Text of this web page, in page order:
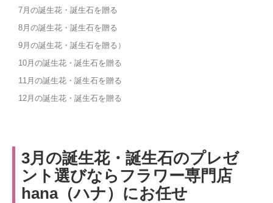
7月の誕生花・誕生石を贈る
8月の誕生花・誕生石を贈る
9月の誕生花・誕生石を贈る）
10月の誕生花・誕生石を贈る
11月の誕生花・誕生石を贈る
12月の誕生花・誕生石を贈る
3月の誕生花・誕生石のプレゼ
ント選びならフラワー専門店
hana（ハナ）にお任せ